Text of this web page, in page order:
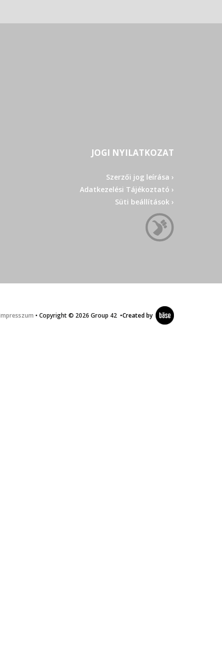
JOGI NYILATKOZAT
Szerzői jog leírása ›
Adatkezelési Tájékoztató ›
Süti beállítások ›
• Copyright © 2026 Group 42 •Created by